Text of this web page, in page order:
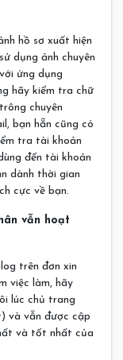
hồ sơ xuất hiện
dụng ảnh chuyên
ứng dụng
hãy kiểm tra chữ
chuyên
bạn hẵn cũng có
tra tài khoản
đến tài khoản
dành thời gian
cực về bạn.
vẫn hoạt
trên đơn xin
việc làm, hãy
lúc chủ trang
và vẫn được cập
và tốt nhất của